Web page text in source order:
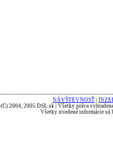
NÁVŠTEVNOSŤ
(C) 2004, 2005 DSL.sk | Všetky práva
Všetky uvedené informácie sú